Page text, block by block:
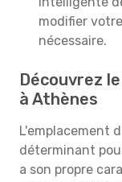
modifier
nécessaire.
Découvrez
à Athènes
L'emplacement
déterminant
a son propre